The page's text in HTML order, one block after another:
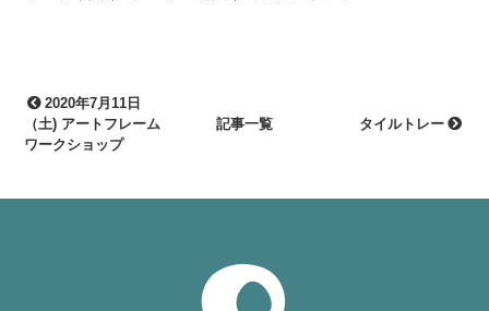
2020年7月11日
（土) アートフレーム
ワークショップ
記事一覧 タイルトレー